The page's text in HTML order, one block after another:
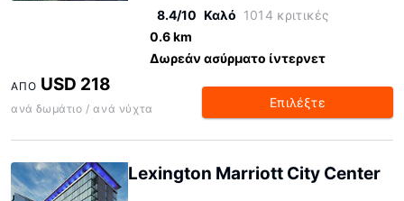
8.4/10 Καλό 1014 κριτικές
0.6 km
Δωρεάν ασύρματο ίντερνετ
ΑΠΌ USD 218
ανά δωμάτιο / ανά νύχτα Επιλέξτε
Lexington Marriott City Center